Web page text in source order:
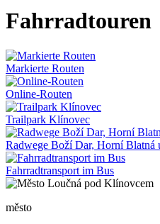
Fahrradtouren
Markierte Routen
Online-Routen
Trailpark Klínovec
Radwege Boží Dar, Horní Blatná
Fahrradtransport im Bus
město